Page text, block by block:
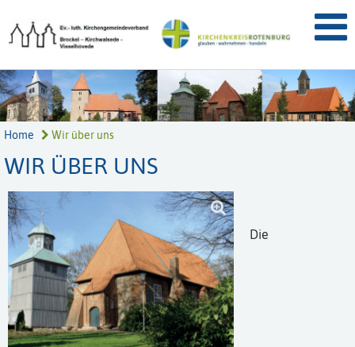
Home Wir über uns
WIR ÜBER UNS
Die